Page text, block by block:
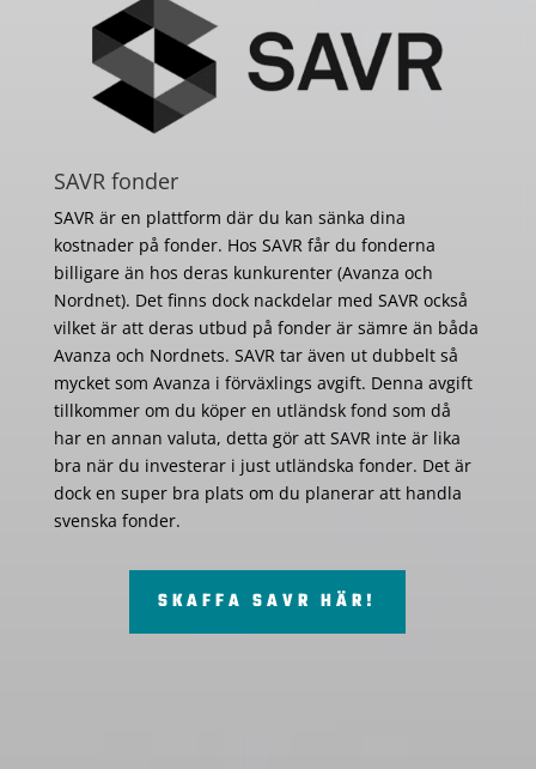
SAVR fonder
SAVR är en plattform där du kan sänka dina
kostnader på fonder. Hos SAVR får du fonderna
billigare än hos deras kunkurenter (Avanza och
Nordnet). Det finns dock nackdelar med SAVR också
vilket är att deras utbud på fonder är sämre än båda
Avanza och Nordnets. SAVR tar även ut dubbelt så
mycket som Avanza i förväxlings avgift. Denna avgift
tillkommer om du köper en utländsk fond som då
har en annan valuta, detta gör att SAVR inte är lika
bra när du investerar i just utländska fonder. Det är
dock en super bra plats om du planerar att handla
svenska fonder.
SKAFFA SAVR HÄR!